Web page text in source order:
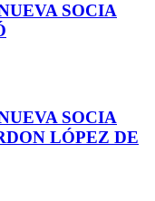
SOCIA
SOCIA
LÓPEZ DE